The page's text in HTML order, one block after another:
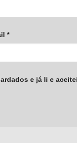
*
e já li e